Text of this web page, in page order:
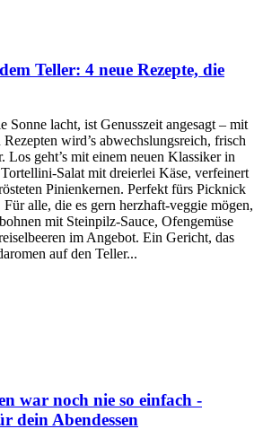
Teller: 4 neue Rezepte, die
Sonne lacht, ist Genusszeit angesagt – mit
Rezepten wird’s abwechslungsreich, frisch
Los geht’s mit einem neuen Klassiker in
Salat mit dreierlei Käse, verfeinert
Pinienkernen. Perfekt fürs Picknick
Für alle, die es gern herzhaft-veggie mögen,
mit Steinpilz-Sauce, Ofengemüse
im Angebot. Ein Gericht, das
auf den Teller...
war noch nie so einfach -
dein Abendessen